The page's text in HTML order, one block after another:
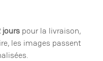
jourspour la livraison,
les images passent